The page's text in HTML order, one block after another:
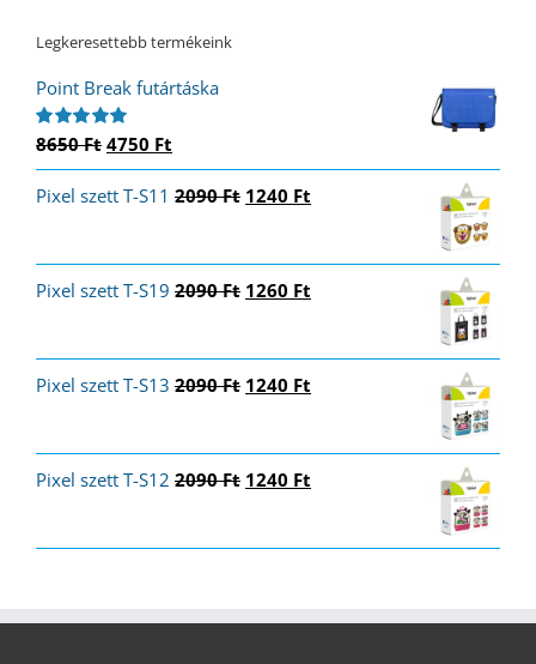
Legkeresettebb termékeink
Point Break futártáska
Értékelés:
8650Ft Original
price
was:
4750 Ft
price
is:
Pixel szett T-S11 2090Ft Original
1240 Ft
Pixel szett T-S19 2090Ft Original
1260 Ft
Pixel szett T-S13 2090Ft Original
1240 Ft
Pixel szett T-S12 2090Ft Original
1240 Ft